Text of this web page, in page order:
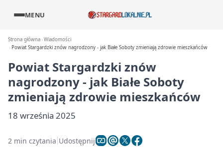
MENU
Strona główna Wiadomości
Powiat Stargardzki znów nagrodzony - jak Białe Soboty zmieniają zdrowie mieszkańców
Powiat Stargardzki znów
nagrodzony - jak Białe Soboty
zmieniają zdrowie mieszkańców
18 września 2025
2 min czytania Udostępnij